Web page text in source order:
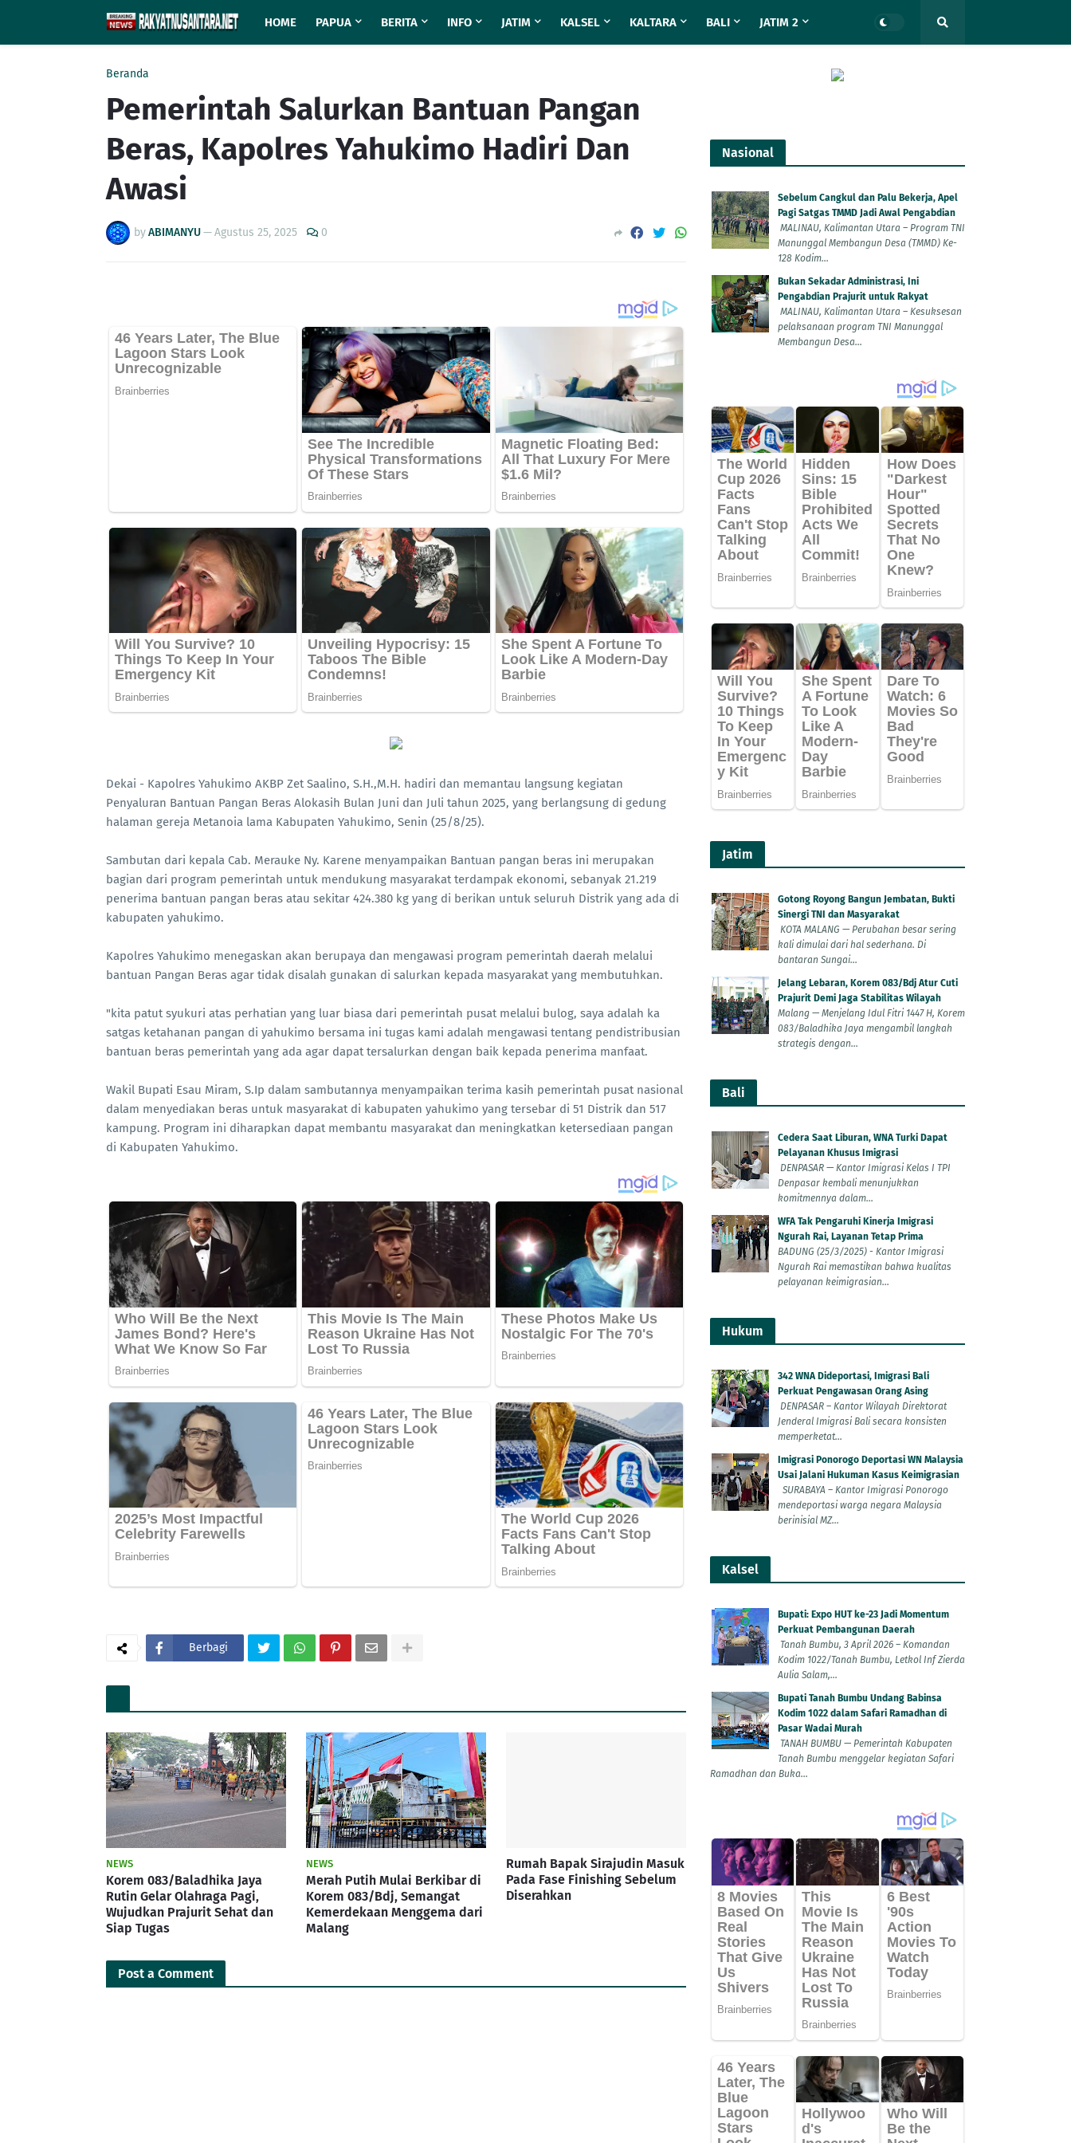
HOME PAPUA BERITA INFO JATIM KALSEL KALTARA BALI JATIM 2
Beranda
Pemerintah Salurkan Bantuan Pangan
Beras, Kapolres Yahukimo Hadiri Dan
Awasi
byABIMANYU—Agustus 25, 2025 0
Dekai - Kapolres Yahukimo AKBP Zet Saalino, S.H.,M.H. hadiri dan memantau langsung kegiatan
Penyaluran Bantuan Pangan Beras Alokasih Bulan Juni dan Juli tahun 2025, yang berlangsung di gedung
halaman gereja Metanoia lama Kabupaten Yahukimo, Senin (25/8/25).
Sambutan dari kepala Cab. Merauke Ny. Karene menyampaikan Bantuan pangan beras ini merupakan
bagian dari program pemerintah untuk mendukung masyarakat terdampak ekonomi, sebanyak 21.219
penerima bantuan pangan beras atau sekitar 424.380 kg yang di berikan untuk seluruh Distrik yang ada di
kabupaten yahukimo.
Kapolres Yahukimo menegaskan akan berupaya dan mengawasi program pemerintah daerah melalui
bantuan Pangan Beras agar tidak disalah gunakan di salurkan kepada masyarakat yang membutuhkan.
"kita patut syukuri atas perhatian yang luar biasa dari pemerintah pusat melalui bulog, saya adalah ka
satgas ketahanan pangan di yahukimo bersama ini tugas kami adalah mengawasi tentang pendistribusian
bantuan beras pemerintah yang ada agar dapat tersalurkan dengan baik kepada penerima manfaat.
Wakil Bupati Esau Miram, S.Ip dalam sambutannya menyampaikan terima kasih pemerintah pusat nasional
dalam menyediakan beras untuk masyarakat di kabupaten yahukimo yang tersebar di 51 Distrik dan 517
kampung. Program ini diharapkan dapat membantu masyarakat dan meningkatkan ketersediaan pangan
di Kabupaten Yahukimo.
Berbagi
NEWS
Korem 083/Baladhika Jaya
Rutin Gelar Olahraga Pagi,
Wujudkan Prajurit Sehat dan
Siap Tugas
NEWS
Merah Putih Mulai Berkibar di
Korem 083/Bdj, Semangat
Kemerdekaan Menggema dari
Malang
Rumah Bapak Sirajudin Masuk
Pada Fase Finishing Sebelum
Diserahkan
Post a Comment
Nasional
Sebelum Cangkul dan Palu Bekerja, Apel
Pagi Satgas TMMD Jadi Awal Pengabdian
MALINAU, Kalimantan Utara – Program TNI
Manunggal Membangun Desa (TMMD) Ke-
128 Kodim...
Bukan Sekadar Administrasi, Ini
Pengabdian Prajurit untuk Rakyat
MALINAU, Kalimantan Utara – Kesuksesan
pelaksanaan program TNI Manunggal
Membangun Desa...
Jatim
Gotong Royong Bangun Jembatan, Bukti
Sinergi TNI dan Masyarakat
KOTA MALANG — Perubahan besar sering
kali dimulai dari hal sederhana. Di
bantaran Sungai...
Jelang Lebaran, Korem 083/Bdj Atur Cuti
Prajurit Demi Jaga Stabilitas Wilayah
Malang — Menjelang Idul Fitri 1447 H, Korem
083/Baladhika Jaya mengambil langkah
strategis dengan...
Bali
Cedera Saat Liburan, WNA Turki Dapat
Pelayanan Khusus Imigrasi
DENPASAR — Kantor Imigrasi Kelas I TPI
Denpasar kembali menunjukkan
komitmennya dalam...
WFA Tak Pengaruhi Kinerja Imigrasi
Ngurah Rai, Layanan Tetap Prima
BADUNG (25/3/2025) - Kantor Imigrasi
Ngurah Rai memastikan bahwa kualitas
pelayanan keimigrasian...
Hukum
342 WNA Dideportasi, Imigrasi Bali
Perkuat Pengawasan Orang Asing
DENPASAR – Kantor Wilayah Direktorat
Jenderal Imigrasi Bali secara konsisten
memperketat...
Imigrasi Ponorogo Deportasi WN Malaysia
Usai Jalani Hukuman Kasus Keimigrasian
SURABAYA – Kantor Imigrasi Ponorogo
mendeportasi warga negara Malaysia
berinisial MZ...
Kalsel
Bupati: Expo HUT ke-23 Jadi Momentum
Perkuat Pembangunan Daerah
Tanah Bumbu, 3 April 2026 – Komandan
Kodim 1022/Tanah Bumbu, Letkol Inf Zierda
Aulia Salam,...
Bupati Tanah Bumbu Undang Babinsa
Kodim 1022 dalam Safari Ramadhan di
Pasar Wadai Murah
TANAH BUMBU — Pemerintah Kabupaten
Tanah Bumbu menggelar kegiatan Safari
Ramadhan dan Buka...